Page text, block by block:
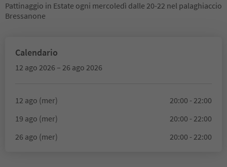
Pattinaggio in Estate ogni mercoledì dalle 20-22 nel palaghiaccio
Bressanone
Calendario
12 ago 2026 – 26 ago 2026
12 ago (mer)
20:00 - 22:00
19 ago (mer)
20:00 - 22:00
26 ago (mer)
20:00 - 22:00